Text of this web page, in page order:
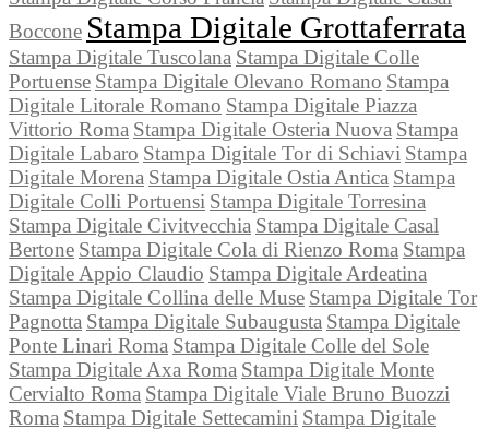
Boccone Stampa Digitale Grottaferrata
Stampa Digitale Tuscolana Stampa Digitale Colle
Portuense Stampa Digitale Olevano Romano Stampa
Digitale Litorale Romano Stampa Digitale Piazza
Vittorio Roma Stampa Digitale Osteria Nuova Stampa
Digitale Labaro Stampa Digitale Tor di Schiavi Stampa
Digitale Morena Stampa Digitale Ostia Antica Stampa
Digitale Colli Portuensi Stampa Digitale Torresina
Stampa Digitale Civitvecchia Stampa Digitale Casal
Bertone Stampa Digitale Cola di Rienzo Roma Stampa
Digitale Appio Claudio Stampa Digitale Ardeatina
Stampa Digitale Collina delle Muse Stampa Digitale Tor
Pagnotta Stampa Digitale Subaugusta Stampa Digitale
Ponte Linari Roma Stampa Digitale Colle del Sole
Stampa Digitale Axa Roma Stampa Digitale Monte
Cervialto Roma Stampa Digitale Viale Bruno Buozzi
Roma Stampa Digitale Settecamini Stampa Digitale